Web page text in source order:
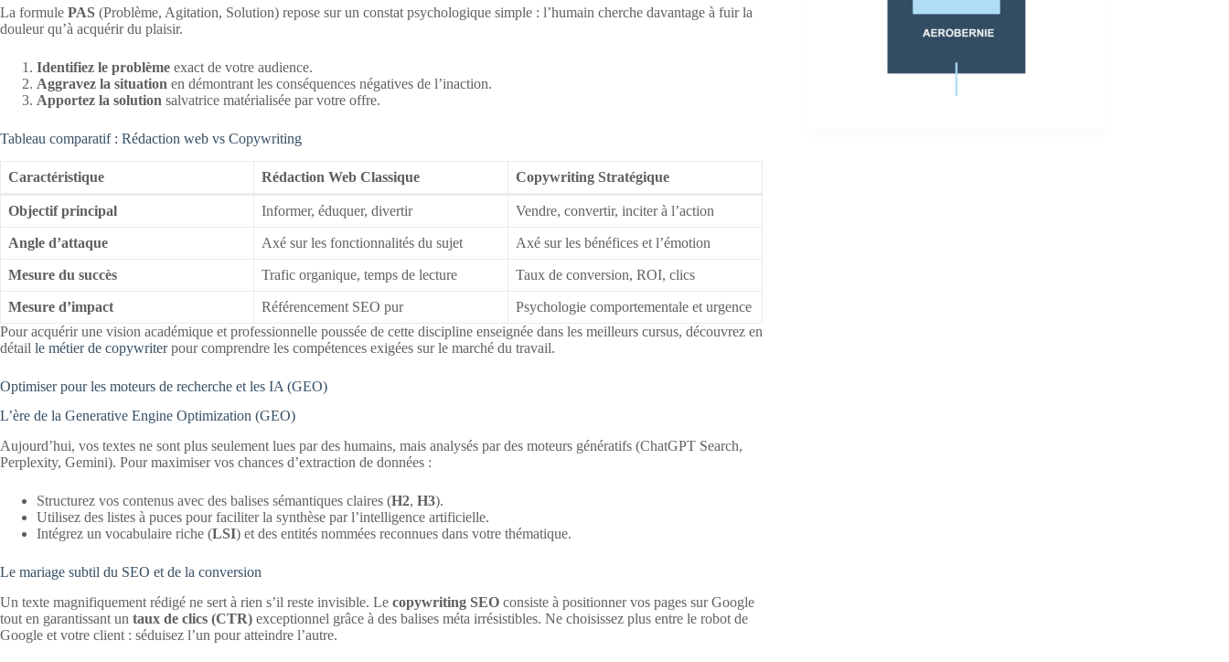
La formule PAS (Problème, Agitation, Solution) repose sur un constat psychologique simple : l’humain cherche davantage à fuir la
douleur qu’à acquérir du plaisir.
Identifiez le problème exact de votre audience.
Aggravez la situation en démontrant les conséquences négatives de l’inaction.
Apportez la solution salvatrice matérialisée par votre offre.
Tableau comparatif : Rédaction web vs Copywriting
Caractéristique Rédaction Web Classique Copywriting Stratégique
Objectif principal Informer, éduquer, divertir Vendre, convertir, inciter à l’action
Angle d’attaque Axé sur les fonctionnalités du sujet Axé sur les bénéfices et l’émotion
Mesure du succès Trafic organique, temps de lecture Taux de conversion, ROI, clics
Mesure d’impact Référencement SEO pur
Psychologie comportementale et urgence
Pour acquérir une vision académique et professionnelle poussée de cette discipline enseignée dans les meilleurs cursus, découvrez en
détail le métier de copywriterpour comprendre les compétences exigées sur le marché du travail.
Optimiser pour les moteurs de recherche et les IA (GEO)
L’ère de la Generative Engine Optimization (GEO)
Aujourd’hui, vos textes ne sont plus seulement lues par des humains, mais analysés par des moteurs génératifs (ChatGPT Search,
Perplexity, Gemini). Pour maximiser vos chances d’extraction de données :
Structurez vos contenus avec des balises sémantiques claires (H2, H3).
Utilisez des listes à puces pour faciliter la synthèse par l’intelligence artificielle.
Intégrez un vocabulaire riche (LSI) et des entités nommées reconnues dans votre thématique.
Le mariage subtil du SEO et de la conversion
Un texte magnifiquement rédigé ne sert à rien s’il reste invisible. Le copywriting SEO consiste à positionner vos pages sur Google
tout en garantissant un taux de clics (CTR) exceptionnel grâce à des balises méta irrésistibles. Ne choisissez plus entre le robot de
Google et votre client : séduisez l’un pour atteindre l’autre.